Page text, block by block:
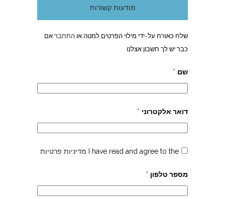
מודעות קשורות
שלח כאורח על-ידי מילוי הפרטים למטה או התחבראם
כבר יש לך חשבון אצלנו
שם *
דואר אלקטרוני *
I have read and agree to the מדיניות פרטיות
מספר טלפון *